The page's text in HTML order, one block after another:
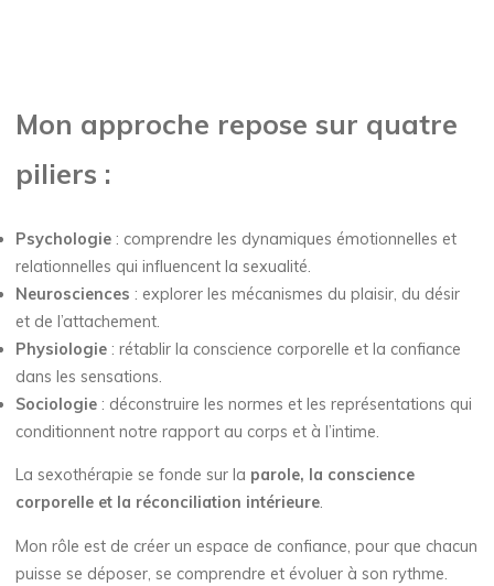
Mon approche repose sur quatre
piliers :
Psychologie : comprendre les dynamiques émotionnelles et
relationnelles qui influencent la sexualité.
Neurosciences : explorer les mécanismes du plaisir, du désir
et de l’attachement.
Physiologie : rétablir la conscience corporelle et la confiance
dans les sensations.
Sociologie : déconstruire les normes et les représentations qui
conditionnent notre rapport au corps et à l’intime.
La sexothérapie se fonde sur la parole, la conscience
corporelle et la réconciliation intérieure.
Mon rôle est de créer un espace de confiance, pour que chacun
puisse se déposer, se comprendre et évoluer à son rythme.